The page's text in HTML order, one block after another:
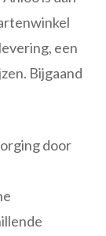
een
Bijgaand
door